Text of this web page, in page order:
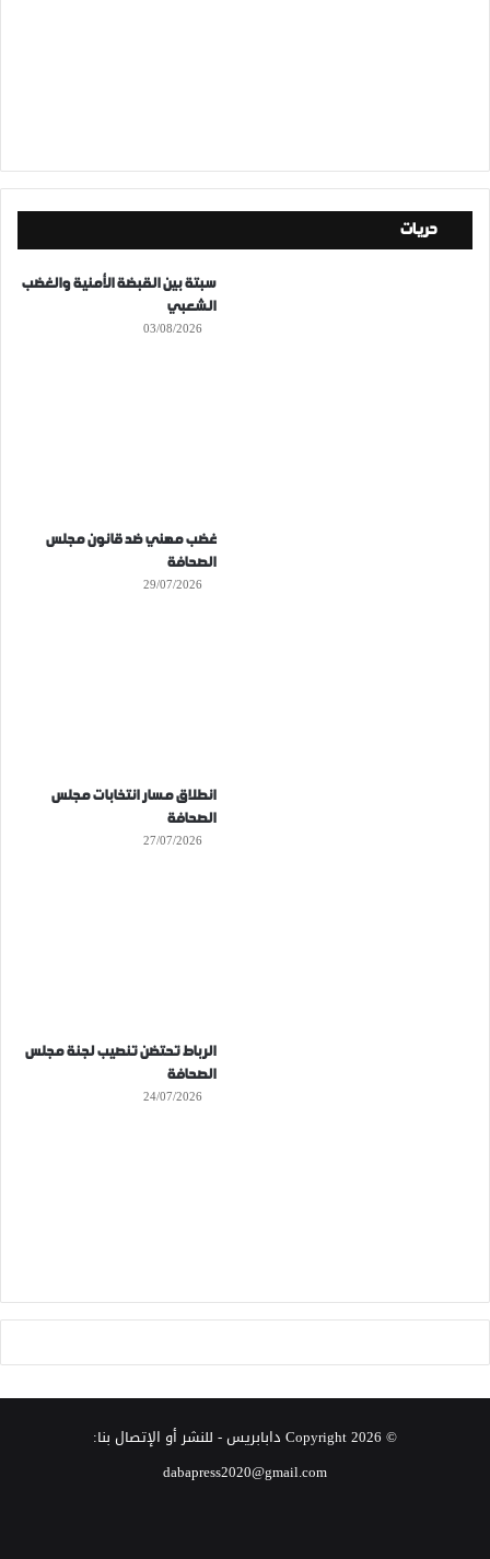
حريات
سبتة بين القبضة الأمنية والغضب
الشعبي
03/08/2026
غضب مهني ضد قانون مجلس
الصحافة
29/07/2026
انطلاق مسار انتخابات مجلس
الصحافة
27/07/2026
الرباط تحتضن تنصيب لجنة مجلس
الصحافة
24/07/2026
© Copyright 2026 دابابريس- للنشر أو الإتصال بنا:
dabapress2020@gmail.com